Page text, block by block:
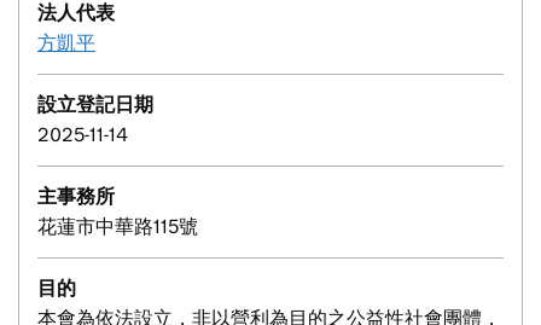
法人代表
方凱平
設立登記日期
2025-11-14
主事務所
花蓮市中華路115號
目的
本會為依法設立，非以營利為目的之公益性社會團體，